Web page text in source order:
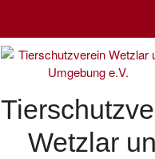
Wetzlar